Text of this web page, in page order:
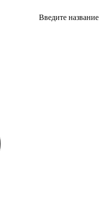
Введите название